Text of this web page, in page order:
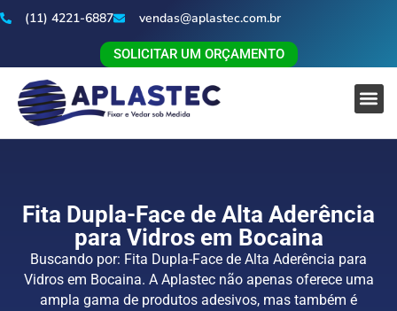
(11) 4221-6887 vendas@aplastec.com.br
SOLICITAR UM ORÇAMENTO
Fita Dupla-Face de Alta Aderência
para Vidros em Bocaina
Buscando por: Fita Dupla-Face de Alta Aderência para
Vidros em Bocaina. A Aplastec não apenas oferece uma
ampla gama de produtos adesivos, mas também é